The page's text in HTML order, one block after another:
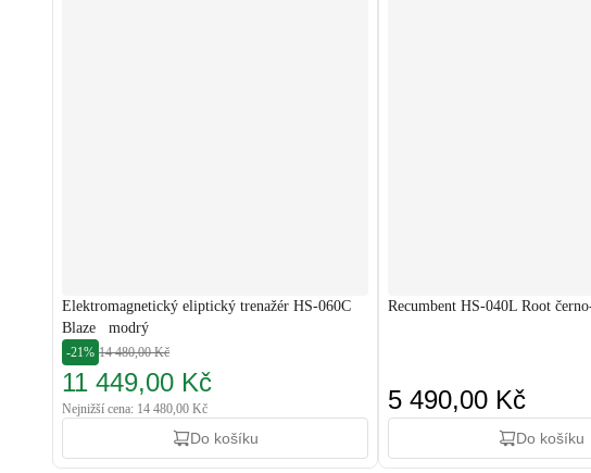
Elektromagnetický eliptický trenažér HS-060C
Blaze modrý
-21% 14 480,00 Kč
11 449,00 Kč
Nejnižší cena: 14 480,00 Kč
Do košíku
Recumbent HS-040L Root
5 490,00 Kč
Do košíku